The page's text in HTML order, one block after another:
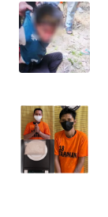
INFO
IKLAN
TENTANG
PEDOMAN
MEDIA
SIBER